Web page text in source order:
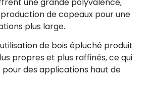
de copeaux pour une
plus large.
de bois épluché produit
propres et plus raffinés, ce qui
pour des applications haut de